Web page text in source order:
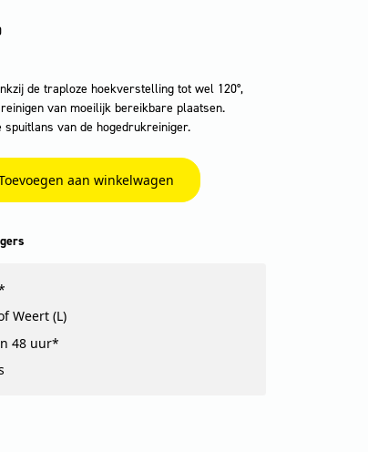
de traploze hoekverstelling tot wel 120°,
van moeilijk bereikbare plaatsen.
spuitlans van de hogedrukreiniger.
aan winkelwagen
Weert (L)
48 uur*